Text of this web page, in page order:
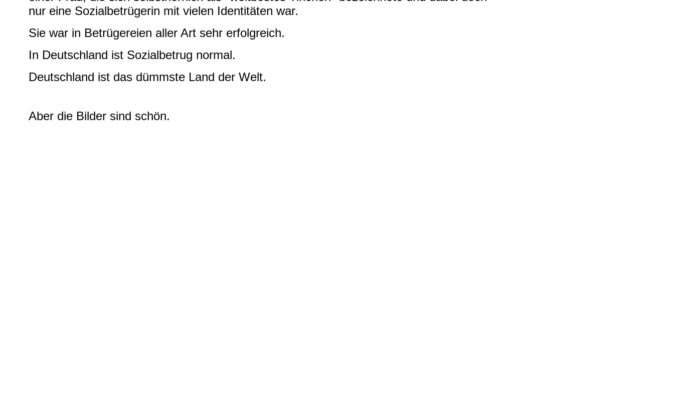
nur eine Sozialbetrügerin mit vielen Identitäten war.
Sie war in Betrügereien aller Art sehr erfolgreich.
In Deutschland ist Sozialbetrug normal.
Deutschland ist das dümmste Land der Welt.
Aber die Bilder sind schön.